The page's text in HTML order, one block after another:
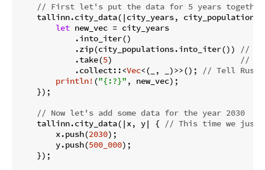
// First let's put the data for 5 years
tallinn.city_data(|city_years,
let new_vec = city_years
            .into_iter()
            .zip(city_populations.into_iter())
//
            .take(
5)
//
            .collect::<
Vec<(_, _)>>();
// Tell Rust
println! ("{:?}" , new_vec);
    });
// Now let's add some data for the year 2030
    tallinn.city_data(|x, y| {
// This time we just
        x.push(
2030);
        y.push(
500_000);
    });